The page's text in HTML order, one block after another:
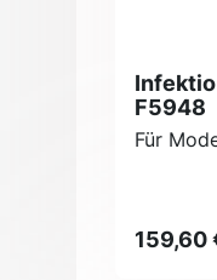
F5948
Für
159,60